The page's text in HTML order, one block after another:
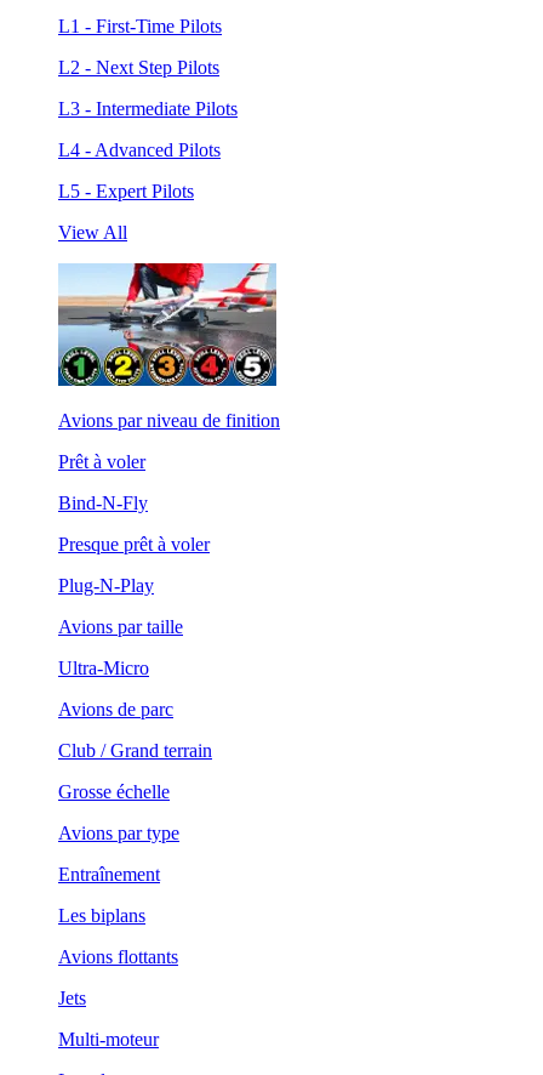
L1 - First-Time Pilots
L2 - Next Step Pilots
L3 - Intermediate Pilots
L4 - Advanced Pilots
L5 - Expert Pilots
View All
Avions par niveau de finition
Prêt à voler
Bind-N-Fly
Presque prêt à voler
Plug-N-Play
Avions par taille
Ultra-Micro
Avions de parc
Club / Grand terrain
Grosse échelle
Avions par type
Entraînement
Les biplans
Avions flottants
Jets
Multi-moteur